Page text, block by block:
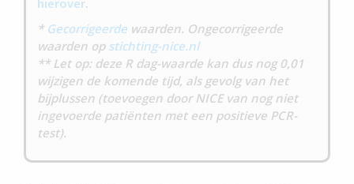
hierover.
* Gecorrigeerde waarden. Ongecorrigeerde
waarden op stichting-nice.nl
** Let op: deze R dag-waarde kan dus nog 0,01
wijzigen de komende tijd, als gevolg van het
bijplussen (toevoegen door NICE van nog niet
ingevoerde patiënten met een positieve PCR-
test).